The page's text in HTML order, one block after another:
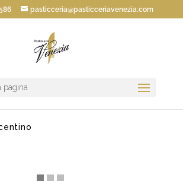
pasticceria@pasticceriavenezia.com
pagina